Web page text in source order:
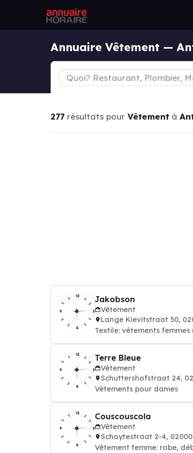
Annuaire Vêtement —
277 résultats pour Vêtement à
Jakobson
Vêtement
Lange Kievitstraat 50,
Textile: vêtements
Terre Bleue
Vêtement
Schuttershofstraat 24,
Vêtements pour dames
Couscouscola
Vêtement
Schoytestraat 2-4, 02000
Vêtement femme: robe,